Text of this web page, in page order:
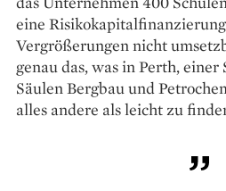
eine
Vergrößerungen nicht
genau das, was in Perth,
Säulen Bergbau und
alles andere als leicht zu